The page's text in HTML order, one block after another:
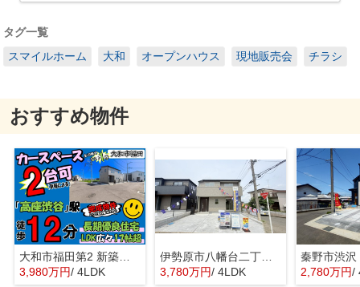
タグ一覧
スマイルホーム
大和 オープンハウス 現地販売会 チラシ
おすすめ物件
大和市福田第2 新築戸建 全10棟
3,980万円/ 4LDK
伊勢原市八幡台二丁目 全３棟 新築住宅
3,780万円/ 4LDK 2,780万円/